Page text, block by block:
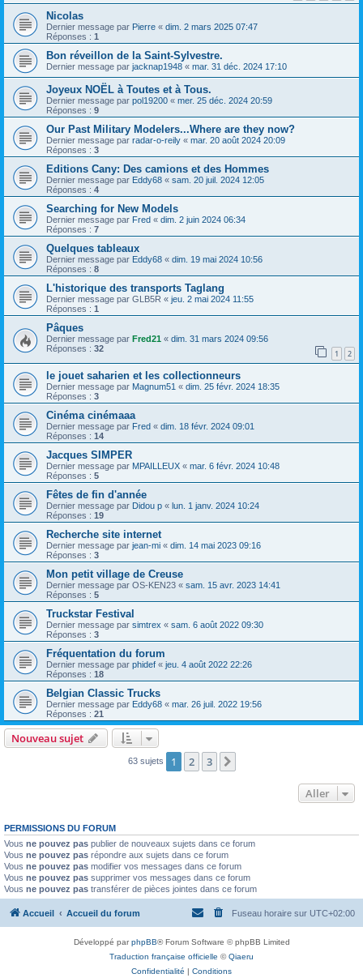
Nicolas
Dernier message par Pierre « dim. 2 mars 2025 07:47
Réponses : 1
Bon réveillon de la Saint-Sylvestre.
Dernier message par jacknap1948 « mar. 31 déc. 2024 17:10
Joyeux NOËL à Toutes et à Tous.
Dernier message par pol19200 « mer. 25 déc. 2024 20:59
Réponses : 9
Our Past Military Modelers...Where are they now?
Dernier message par radar-o-reily « mar. 20 août 2024 20:09
Réponses : 3
Editions Cany: Des camions et des Hommes
Dernier message par Eddy68 « sam. 20 juil. 2024 12:05
Réponses : 4
Searching for New Models
Dernier message par Fred « dim. 2 juin 2024 06:34
Réponses : 7
Quelques tableaux
Dernier message par Eddy68 « dim. 19 mai 2024 10:56
Réponses : 8
L'historique des transports Taglang
Dernier message par GLB5R « jeu. 2 mai 2024 11:55
Réponses : 1
Pâques
Dernier message par Fred21 « dim. 31 mars 2024 09:56
Réponses : 32 1 2
le jouet saharien et les collectionneurs
Dernier message par Magnum51 « dim. 25 févr. 2024 18:35
Réponses : 3
Cinéma cinémaaa
Dernier message par Fred « dim. 18 févr. 2024 09:01
Réponses : 14
Jacques SIMPER
Dernier message par MPAILLEUX « mar. 6 févr. 2024 10:48
Réponses : 5
Fêtes de fin d'année
Dernier message par Didou p « lun. 1 janv. 2024 10:24
Réponses : 19
Recherche site internet
Dernier message par jean-mi « dim. 14 mai 2023 09:16
Réponses : 3
Mon petit village de Creuse
Dernier message par OS-KEN23 « sam. 15 avr. 2023 14:41
Réponses : 5
Truckstar Festival
Dernier message par simtrex « sam. 6 août 2022 09:30
Réponses : 3
Fréquentation du forum
Dernier message par phidef « jeu. 4 août 2022 22:26
Réponses : 18
Belgian Classic Trucks
Dernier message par Eddy68 « mar. 26 juil. 2022 19:56
Réponses : 21
Nouveau sujet
63 sujets 1 2 3
Aller
PERMISSIONS DU FORUM
Vous ne pouvez pas publier de nouveaux sujets dans ce forum
Vous ne pouvez pas répondre aux sujets dans ce forum
Vous ne pouvez pas modifier vos messages dans ce forum
Vous ne pouvez pas supprimer vos messages dans ce forum
Vous ne pouvez pas transférer de pièces jointes dans ce forum
Accueil Accueil du forum Fuseau horaire sur UTC+02:00
Développé parphpBB® Forum Software © phpBB Limited
Traduction française officielle ©Qiaeru
Confidentialité | Conditions